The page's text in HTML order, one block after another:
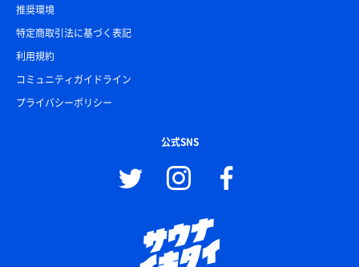
推奨環境
特定商取引法に基づく表記
利用規約
コミュニティガイドライン
プライバシーポリシー
公式SNS